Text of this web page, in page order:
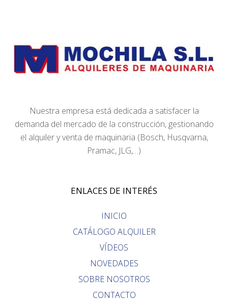
Nuestra empresa está dedicada a satisfacer la
demanda del mercado de la construcción, gestionando
el alquiler y venta de maquinaria (Bosch, Husqvarna,
Pramac, JLG,…)
ENLACES DE INTERÉS
INICIO
CATÁLOGO ALQUILER
VÍDEOS
NOVEDADES
SOBRE NOSOTROS
CONTACTO